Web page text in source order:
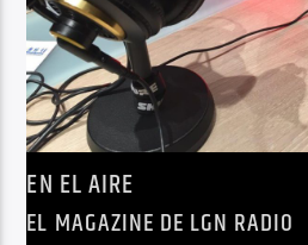
EN EL AIRE
EL MAGAZINE DE LGN RADIO